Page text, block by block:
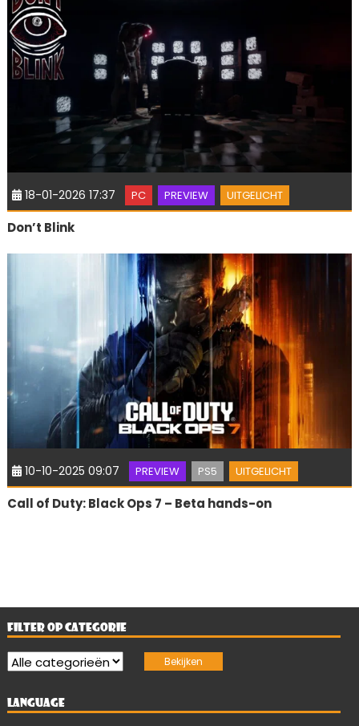
18-01-2026 17:37 PC PREVIEW UITGELICHT
Don’t Blink
10-10-2025 09:07 PREVIEW PS5 UITGELICHT
Call of Duty: Black Ops 7 – Beta hands-on
FILTER OP CATEGORIE
LANGUAGE